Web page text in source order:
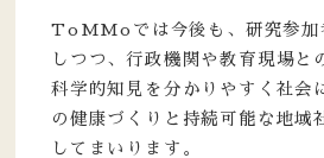
ToMMoでは今後も、研究参加
しつつ、行政機関や教育現場と
科学的知見を分かりやすく社会
の健康づくりと持続可能な地域
してまいります。